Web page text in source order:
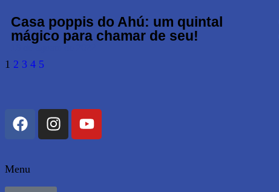
Casa poppis do Ahú: um quintal
mágico para chamar de seu!
1 2 3 4 5
Menu